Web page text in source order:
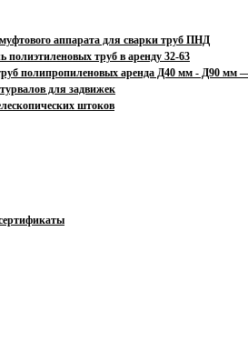
аппарата для сварки труб ПНД
полиэтиленовых труб в аренду 32-63
полипропиленовых аренда Д40 мм - Д90 мм
для задвижек
штоков